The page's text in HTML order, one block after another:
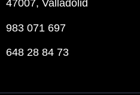
47007, Valladolid
983 071 697
648 28 84 73